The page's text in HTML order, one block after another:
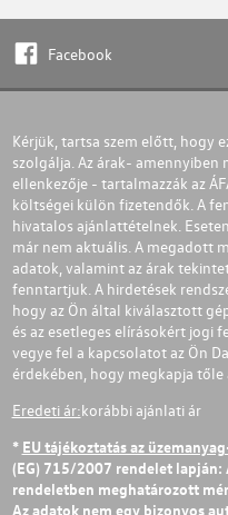
Facebook
Kérjük, tartsa szem előtt, hogy
szolgálja. Az árak- amennyiben
ellenkezője - tartalmazzák az
költségei külön fizetendők. A
hivatalos ajánlattételnek.
már nem aktuális. A megadott
adatok, valamint az árak
fenntartjuk. A hirdetések
hogy az Ön által kiválasztott
és az esetleges elírásokért jogi
vegye fel a kapcsolatot az Ön
érdekében, hogy megkapja
Eredeti ár:korábbi ajánlati ár
* EU tájékoztatás az
(EG) 715/2007 rendelet lapján:
rendeletben meghatározott
Az adatok nem egy bizonyos